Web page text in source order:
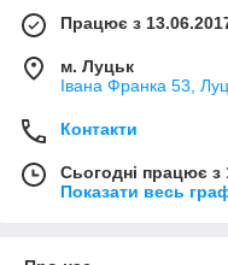
Працює з
м. Луцьк
Івана Франка 53,
Контакти
Сьогодні працює з
Показати весь